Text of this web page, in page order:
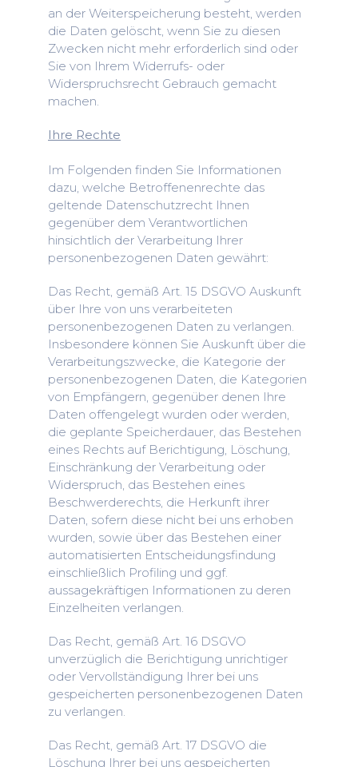
an der Weiterspeicherung besteht, werden
die Daten gelöscht, wenn Sie zu diesen
Zwecken nicht mehr erforderlich sind oder
Sie von Ihrem Widerrufs- oder
Widerspruchsrecht Gebrauch gemacht
machen.
Ihre Rechte
Im Folgenden finden Sie Informationen
dazu, welche Betroffenenrechte das
geltende Datenschutzrecht Ihnen
gegenüber dem Verantwortlichen
hinsichtlich der Verarbeitung Ihrer
personenbezogenen Daten gewährt:
Das Recht, gemäß Art. 15 DSGVO Auskunft
über Ihre von uns verarbeiteten
personenbezogenen Daten zu verlangen.
Insbesondere können Sie Auskunft über die
Verarbeitungszwecke, die Kategorie der
personenbezogenen Daten, die Kategorien
von Empfängern, gegenüber denen Ihre
Daten offengelegt wurden oder werden,
die geplante Speicherdauer, das Bestehen
eines Rechts auf Berichtigung, Löschung,
Einschränkung der Verarbeitung oder
Widerspruch, das Bestehen eines
Beschwerderechts, die Herkunft ihrer
Daten, sofern diese nicht bei uns erhoben
wurden, sowie über das Bestehen einer
automatisierten Entscheidungsfindung
einschließlich Profiling und ggf.
aussagekräftigen Informationen zu deren
Einzelheiten verlangen.
Das Recht, gemäß Art. 16 DSGVO
unverzüglich die Berichtigung unrichtiger
oder Vervollständigung Ihrer bei uns
gespeicherten personenbezogenen Daten
zu verlangen.
Das Recht, gemäß Art. 17 DSGVO die
Löschung Ihrer bei uns gespeicherten